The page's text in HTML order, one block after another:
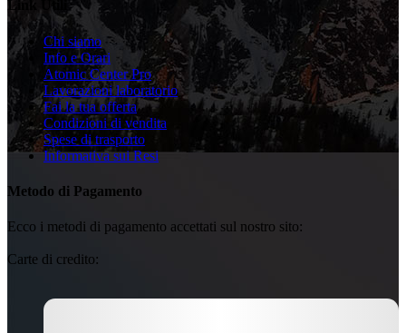
Link Utili
Chi siamo
Info e Orari
Atomic Center Pro
Lavorazioni laboratorio
Fai la tua offerta
Condizioni di vendita
Spese di trasporto
Informativa sui Resi
Metodo di Pagamento
Ecco i metodi di pagamento accettati sul nostro sito:
Carte di credito: